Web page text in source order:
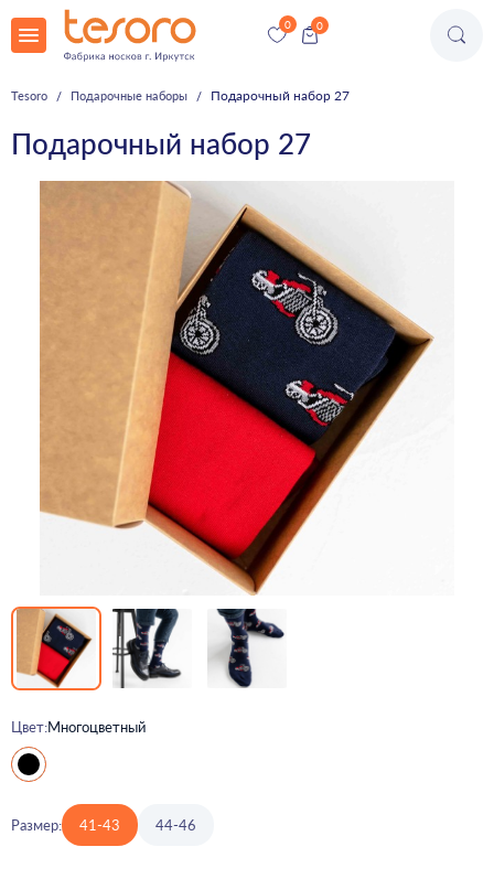
Tesoro Подарочные наборы Подарочный набор 27
Подарочный набор 27
Цвет:Многоцветный
Размер: 41-43 44-46